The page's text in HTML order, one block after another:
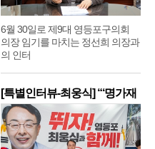
6월 30일로 제9대 영등포구의회
의장 임기를 마치는 정선희 의장과
의 인터
[특별인터뷰-최웅식] “‘명가재